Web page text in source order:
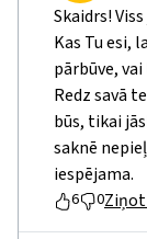
Skaidrs!
Kas Tu esi,
pārbūve,
Redz savā
būs, tikai
saknē
iespējama.
6 0